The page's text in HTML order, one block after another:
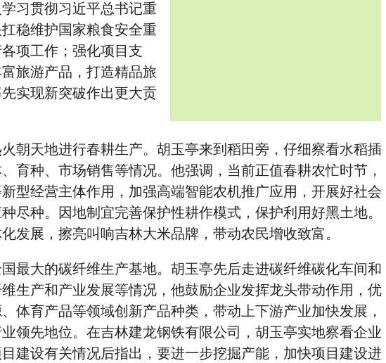
习贯彻习近平总书记重
稳维护国家粮食安全重
项工作；强化项目支
旅游产品，打造精品旅
实现新突破作出更大贡
朝天地进行春耕生产。胡玉亭来到稻田旁，仔细察看水稻插
育种、市场销售等情况。他强调，当前正值春耕农忙时节，
型经营主体作用，加强高端智能农机推广应用，开展好社会
尽种。因地制宜完善保护性耕作模式，保护利用好黑土地。
发展，擦亮叫响吉林大米品牌，带动农民增收致富。
最大的碳纤维生产基地。胡玉亭先后走进碳纤维碳化车间和
生产和产业发展等情况，他鼓励企业发挥龙头带动作用，优
体育产品等领域创新产品种类，带动上下游产业加快发展，
领先地位。在吉林建龙钢铁有限公司，胡玉亭实地察看企业
建设有关情况后指出，要进一步挖掘产能，加快项目建设进